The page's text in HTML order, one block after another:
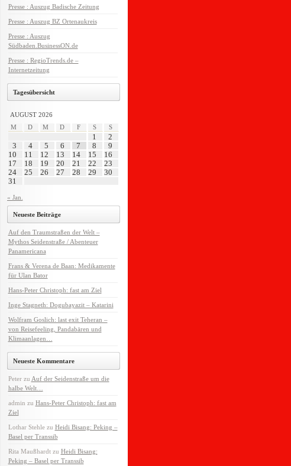
Presse : Auszug Badische Zeitung
Presse : Auszug BZ Ortenaukreis
Presse : Auszug
Südbaden.BusinessON.de
Presse : RegioTrends.de –
Internetzeitung
Tagesübersicht
AUGUST 2026
M
D M D F S S
1
2
3
4 5 6 7 8
9
10
11 12 13 14 15
16
17
18 19 20 21 22
23
24
25 26 27 28 29
30
31
« Jan.
Neueste Beiträge
Auf den Traumstraßen der Welt –
Mythos Seidenstraße / Abenteuer
Panamericana
Frans & Verena de Baan: Medikamente
für Ulan Bator
Hans-Peter Christoph: fast am Ziel
Inge Stagneth: Dogubayazit – Katarini
Wolfram Goslich: last exit Teheran –
von Reisefeeling, Pandabären und
Klimaanlagen…
Neueste Kommentare
Peterzu Auf der Seidenstraße um die
halbe Welt…
admin zu Hans-Peter Christoph: fast am
Ziel
Lothar Stehlezu Heidi Bisang: Peking –
Basel per Transsib
Rita Maußhardtzu Heidi Bisang:
Peking – Basel per Transsib